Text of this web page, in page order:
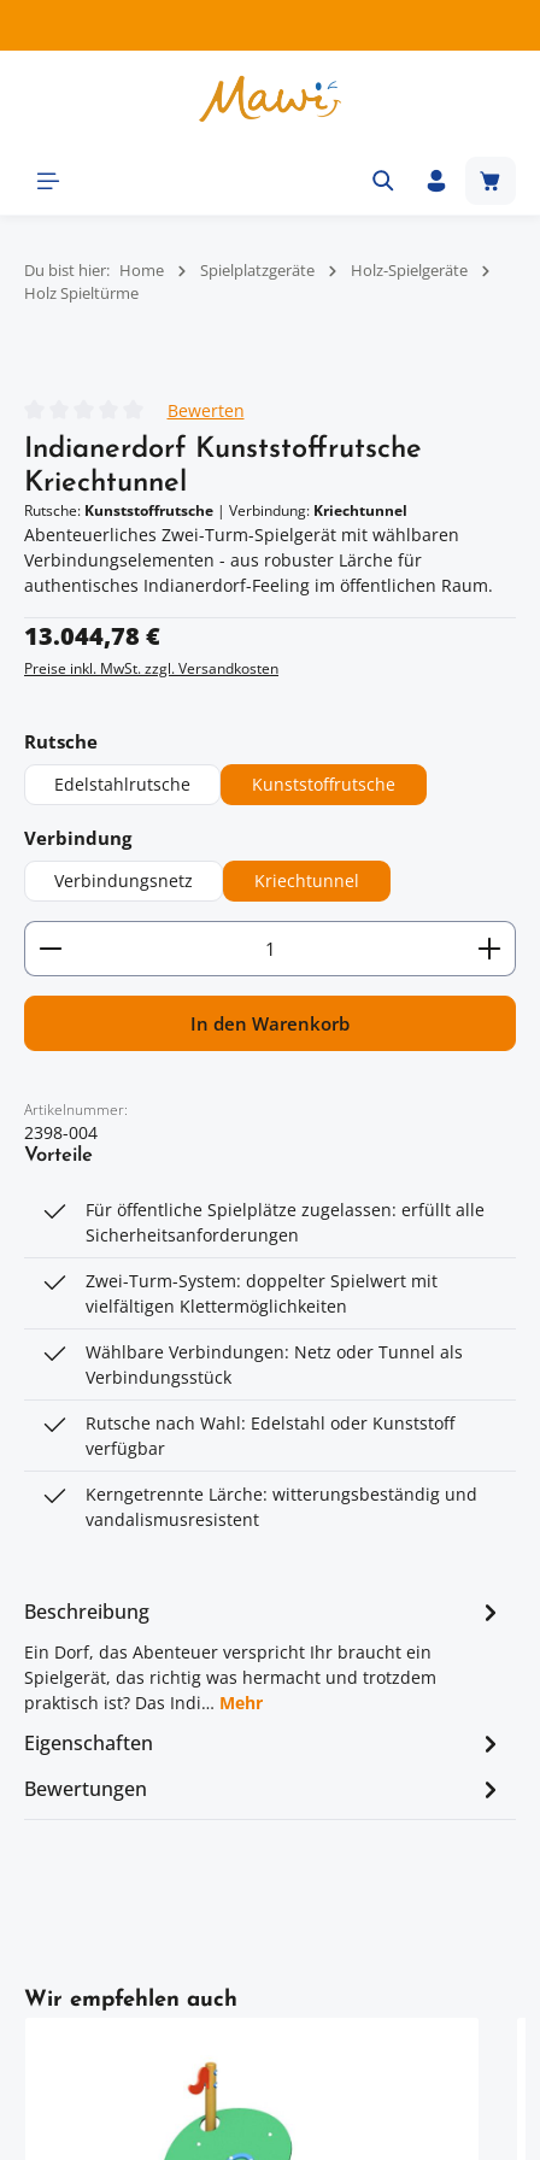
Du bist hier: Home Spielplatzgeräte
Holz-Spielgeräte
Holz Spieltürme
Durchschnittliche Bewertung von 0 von 5 Sternen
Bewerten
Indianerdorf Kunststoffrutsche
Kriechtunnel
Rutsche: Kunststoffrutsche | Verbindung: Kriechtunnel
Abenteuerliches Zwei-Turm-Spielgerät mit wählbaren
Verbindungselementen - aus robuster Lärche für
authentisches Indianerdorf-Feeling im öffentlichen Raum.
Regulärer Preis:
13.044,78 €
Preise inkl. MwSt. zzgl. Versandkosten
Rutscheauswählen
Edelstahlrutsche Kunststoffrutsche
Verbindungauswählen
Verbindungsnetz Kriechtunnel
Artikel Anzahl: Gib den gewünschten Wert ein
In den Warenkorb
Artikelnummer:
2398-004
Vorteile
Für öffentliche Spielplätze zugelassen: erfüllt alle
Sicherheitsanforderungen
Zwei-Turm-System: doppelter Spielwert mit
vielfältigen Klettermöglichkeiten
Wählbare Verbindungen: Netz oder Tunnel als
Verbindungsstück
Rutsche nach Wahl: Edelstahl oder Kunststoff
verfügbar
Kerngetrennte Lärche: witterungsbeständig und
vandalismusresistent
Beschreibung
Ein Dorf, das Abenteuer verspricht Ihr braucht ein
Spielgerät, das richtig was hermacht und trotzdem
praktisch ist? Das Indi… Mehr
Eigenschaften
Bewertungen
Artikelgalerie überspringen
Wir empfehlen auch